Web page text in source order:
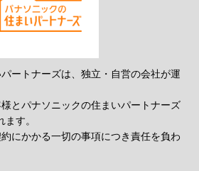
ートナーズは、独立・自営の会社が運
とパナソニックの住まいパートナーズ
す。
にかかる一切の事項につき責任を負わ